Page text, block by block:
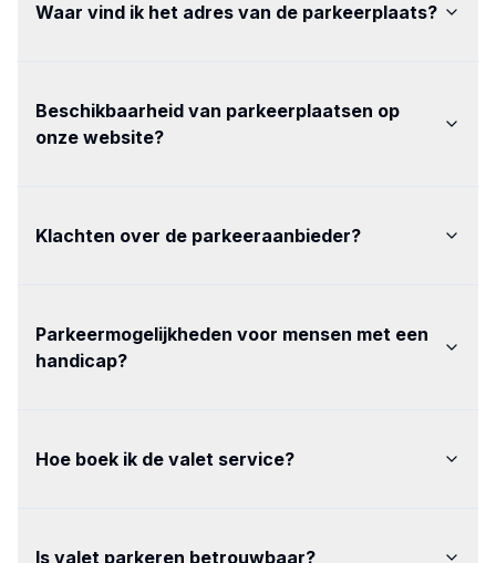
Waar vind ik het adres van de parkeerplaats?
Beschikbaarheid van parkeerplaatsen op
onze website?
Klachten over de parkeeraanbieder?
Parkeermogelijkheden voor mensen met een
handicap?
Hoe boek ik de valet service?
Is valet parkeren betrouwbaar?